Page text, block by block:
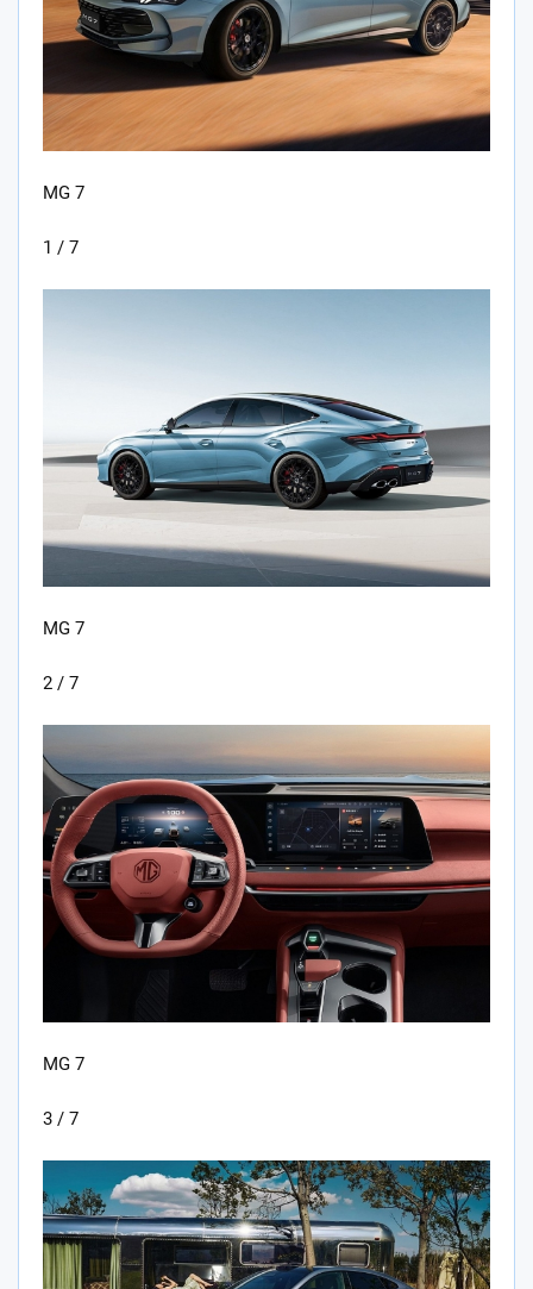
MG 7
1 / 7
MG 7
2 / 7
MG 7
3 / 7